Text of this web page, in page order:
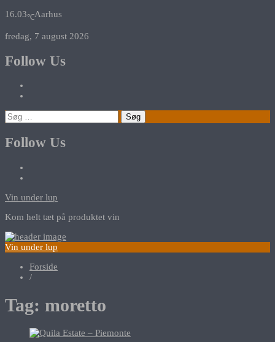
16.03℃Aarhus
fredag, 7 august 2026
Follow Us
Søg
efter:
Follow Us
Vin under lup
Kom helt tæt på produktet vin
Vin under lup
Forside
/
Tag: moretto